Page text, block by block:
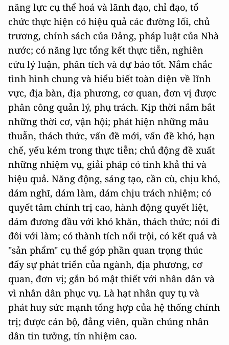
năng lực cụ thể hoá và lãnh đạo, chỉ đạo, tổ
chức thực hiện có hiệu quả các đường lối, chủ
trương, chính sách của Đảng, pháp luật của Nhà
nước; có năng lực tổng kết thực tiễn, nghiên
cứu lý luận, phân tích và dự báo tốt. Nắm chắc
tình hình chung và hiểu biết toàn diện về lĩnh
vực, địa bàn, địa phương, cơ quan, đơn vị được
phân công quản lý, phụ trách. Kịp thời nắm bắt
những thời cơ, vận hội; phát hiện những mâu
thuẫn, thách thức, vấn đề mới, vấn đề khó, hạn
chế, yếu kém trong thực tiễn; chủ động đề xuất
những nhiệm vụ, giải pháp có tính khả thi và
hiệu quả. Năng động, sáng tạo, cần cù, chịu khó,
dám nghĩ, dám làm, dám chịu trách nhiệm; có
quyết tâm chính trị cao, hành động quyết liệt,
dám đương đầu với khó khăn, thách thức; nói đi
đôi với làm; có thành tích nổi trội, có kết quả và
"sản phẩm" cụ thể góp phần quan trọng thúc
đẩy sự phát triển của ngành, địa phương, cơ
quan, đơn vị; gắn bó mật thiết với nhân dân và
vì nhân dân phục vụ. Là hạt nhân quy tụ và
phát huy sức mạnh tổng hợp của hệ thống chính
trị; được cán bộ, đảng viên, quần chúng nhân
dân tin tưởng, tín nhiệm cao.